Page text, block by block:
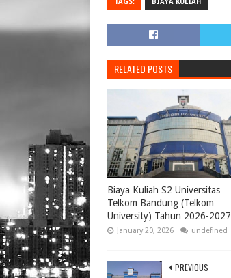
TAGS: BIAYA KULIAH
RELATED POSTS
Biaya Kuliah S2 Universitas
Telkom Bandung (Telkom
University) Tahun 2026-2027
January 20, 2026 undefined
PREVIOUS